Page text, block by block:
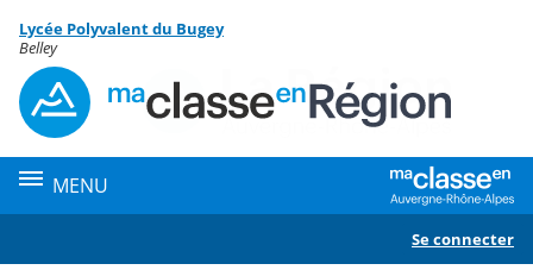
Menu de la rubrique
Contenu
Lycée Polyvalent du Bugey
Belley
MENU
Se connecter